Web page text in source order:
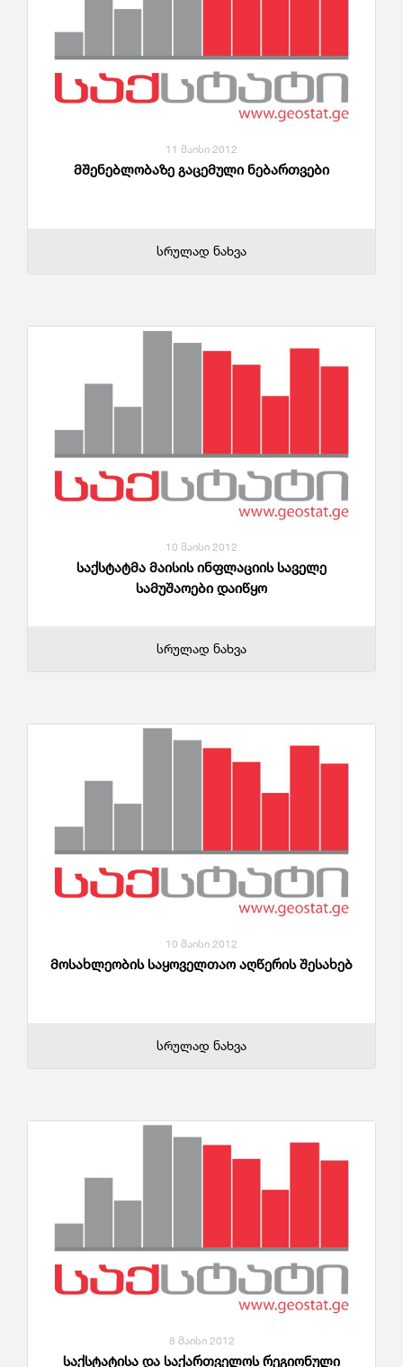
11 მაისი 2012
მშენებლობაზე გაცემული ნებართვები
სრულად ნახვა
10 მაისი 2012
საქსტატმა მაისის ინფლაციის საველე
სამუშაოები დაიწყო
სრულად ნახვა
10 მაისი 2012
მოსახლეობის საყოველთაო აღწერის შესახებ
სრულად ნახვა
8 მაისი 2012
საქსტატისა და საქართველოს რეგიონული